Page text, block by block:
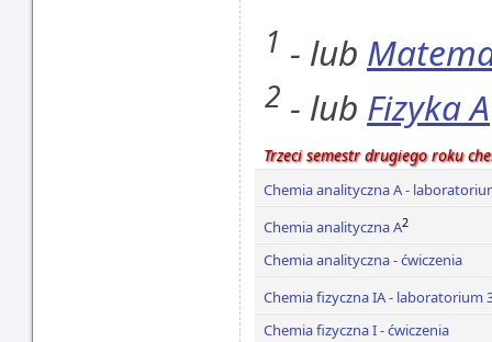
1 - lub
2 - lub Fizyka A
Trzeci semestr drugiego roku
Chemia analityczna A -
Chemia analityczna A2
Chemia analityczna - ćwiczenia
Chemia fizyczna IA - laboratorium
Chemia fizyczna I - ćwiczenia